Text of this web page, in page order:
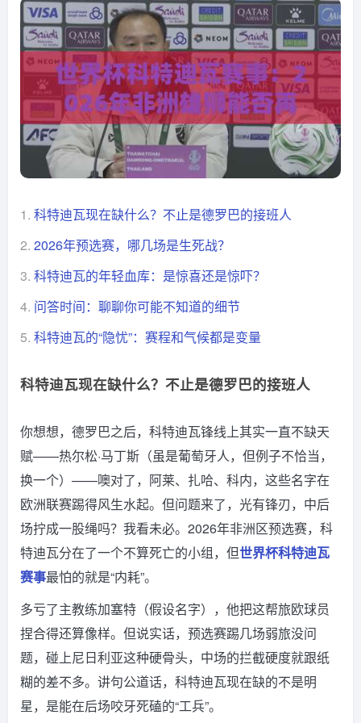
1. 科特迪瓦现在缺什么？不止是德罗巴的接班人
2. 2026年预选赛，哪几场是生死战？
3. 科特迪瓦的年轻血库：是惊喜还是惊吓？
4. 问答时间：聊聊你可能不知道的细节
5. 科特迪瓦的“隐忧”：赛程和气候都是变量
科特迪瓦现在缺什么？不止是德罗巴的接班人
你想想，德罗巴之后，科特迪瓦锋线上其实一直不缺天
赋——热尔松·马丁斯（虽是葡萄牙人，但例子不恰当，
换一个）——噢对了，阿莱、扎哈、科内，这些名字在
欧洲联赛踢得风生水起。但问题来了，光有锋刃，中后
场拧成一股绳吗？我看未必。2026年非洲区预选赛，科
特迪瓦分在了一个不算死亡的小组，但世界杯科特迪瓦
赛事最怕的就是“内耗”。
多亏了主教练加塞特（假设名字），他把这帮旅欧球员
捏合得还算像样。但说实话，预选赛踢几场弱旅没问
题，碰上尼日利亚这种硬骨头，中场的拦截硬度就跟纸
糊的差不多。讲句公道话，科特迪瓦现在缺的不是明
星，是能在后场咬牙死磕的“工兵”。